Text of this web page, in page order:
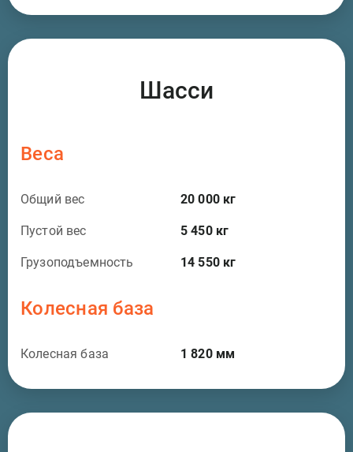
Шасси
Веса
Общий вес 20 000 кг
Пустой вес 5 450 кг
Грузоподъемность 14 550 кг
Колесная база
Колесная база 1 820 мм